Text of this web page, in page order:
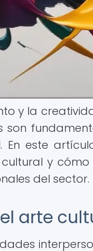
y la
son
este
y cómo
del sector.
arte